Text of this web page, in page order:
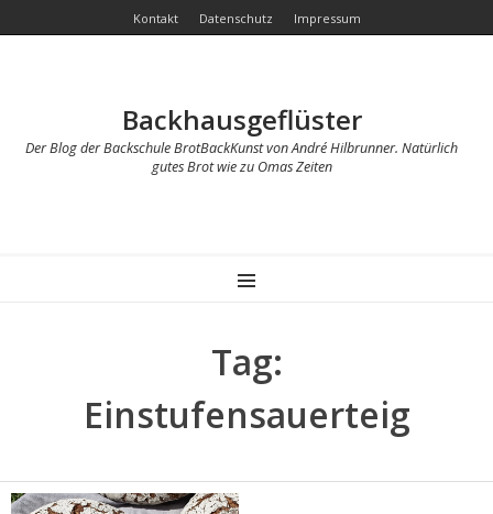
Kontakt Datenschutz Impressum
Backhausgeflüster
Der Blog der Backschule BrotBackKunst von André Hilbrunner. Natürlich
gutes Brot wie zu Omas Zeiten
MENU
Tag:
Einstufensauerteig